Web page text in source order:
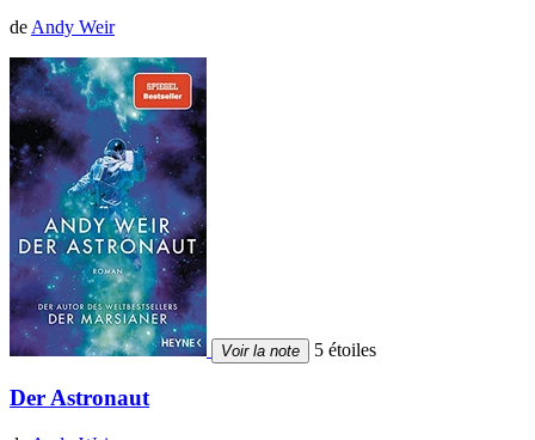
de Andy Weir
Voir la note 5 étoiles
Der Astronaut